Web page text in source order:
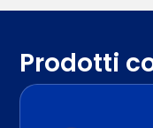
Prodotti